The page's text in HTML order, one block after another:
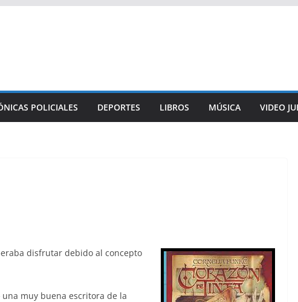
POLICIALES DEPORTES LIBROS MÚSICA VIDEO
disfrutar debido al concepto
muy buena escritora de la